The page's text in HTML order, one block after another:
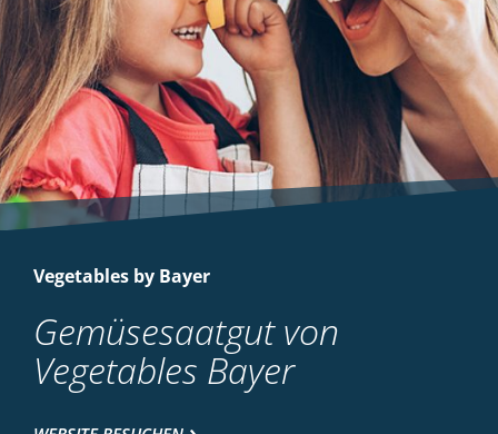
Vegetables by Bayer
Gemüsesaatgut von
Vegetables Bayer